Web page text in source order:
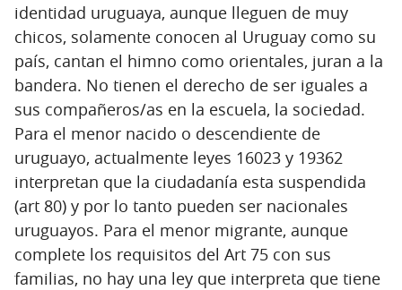
identidad uruguaya, aunque lleguen de muy
chicos, solamente conocen al Uruguay como su
país, cantan el himno como orientales, juran a la
bandera. No tienen el derecho de ser iguales a
sus compañeros/as en la escuela, la sociedad.
Para el menor nacido o descendiente de
uruguayo, actualmente leyes 16023 y 19362
interpretan que la ciudadanía esta suspendida
(art 80) y por lo tanto pueden ser nacionales
uruguayos. Para el menor migrante, aunque
complete los requisitos del Art 75 con sus
familias, no hay una ley que interpreta que tiene